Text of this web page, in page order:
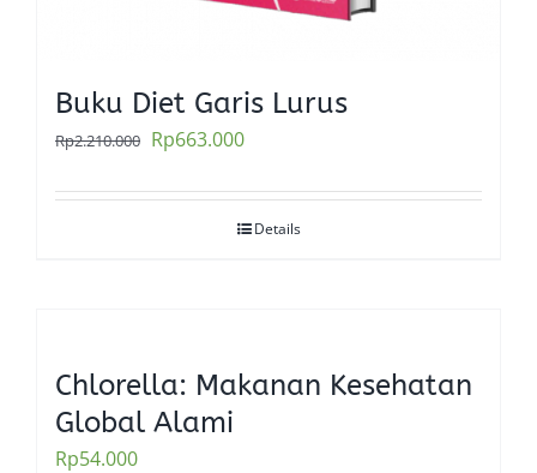
Buku Diet Garis Lurus
Rp2.210.000 Original
was:
Rp2.210.000.
Rp663.000Current
is:
Rp663.000.
Details
Chlorella: Makanan Kesehatan
Global Alami
Rp54.000